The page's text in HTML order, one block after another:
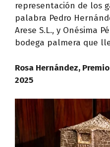
representación de los
palabra Pedro
Arese S.L., y Onésima
bodega palmera que
Rosa Hernández,
2025